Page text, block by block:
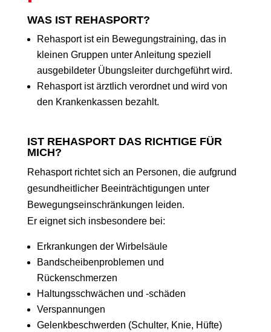
WAS IST REHASPORT?
Rehasport ist ein Bewegungstraining, das in
kleinen Gruppen unter Anleitung speziell
ausgebildeter Übungsleiter durchgeführt wird.
Rehasport ist ärztlich verordnet und wird von
den Krankenkassen bezahlt.
IST REHASPORT DAS RICHTIGE FÜR
MICH?
Rehasport richtet sich an Personen, die aufgrund
gesundheitlicher Beeinträchtigungen unter
Bewegungseinschränkungen leiden.
Er eignet sich insbesondere bei:
Erkrankungen der Wirbelsäule
Bandscheibenproblemen und
Rückenschmerzen
Haltungsschwächen und -schäden
Verspannungen
Gelenkbeschwerden (Schulter, Knie, Hüfte)